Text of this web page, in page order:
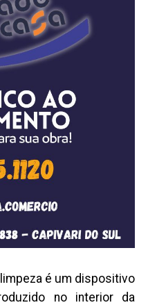
é um dispositivo
no interior da